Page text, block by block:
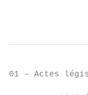
01 – Actes